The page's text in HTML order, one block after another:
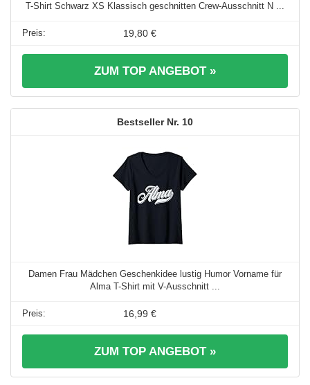
T-Shirt Schwarz XS Klassisch geschnitten Crew-Ausschnitt N ...
19,80 €
ZUM TOP ANGEBOT »
10
Damen Frau Mädchen Geschenkidee lustig Humor Vorname für
Alma T-Shirt mit V-Ausschnitt ...
16,99 €
ZUM TOP ANGEBOT »